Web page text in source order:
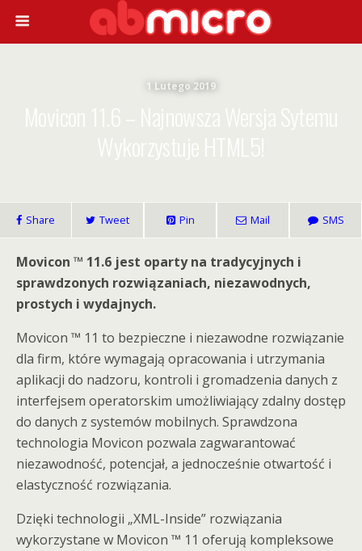
1 Lutego 2019
Share Tweet Pin Mail SMS
Movicon ™ 11.6 jest oparty na tradycyjnych i
sprawdzonych rozwiązaniach, niezawodnych,
prostych i wydajnych.
Movicon ™ 11 to bezpieczne i niezawodne rozwiązanie
dla firm, które wymagają opracowania i utrzymania
aplikacji do nadzoru, kontroli i gromadzenia danych z
interfejsem operatorskim umożliwiający zdalny dostęp
do danych z systemów mobilnych. Sprawdzona
technologia Movicon pozwala zagwarantować
niezawodność, potencjał, a jednocześnie otwartość i
elastyczność rozwiązania.
Dzięki technologii „XML-Inside” rozwiązania
wykorzystane w Movicon ™ 11 oferują kompleksowe